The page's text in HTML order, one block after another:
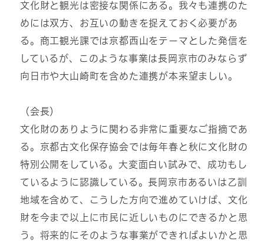
文化財と観光は密接な関係にある。我々も連携のた
めには双方、お互いの動きを捉えておく必要があ
る。商工観光課では京都西山をテーマとした発信を
しているが、このような事業は長岡京市のみならず
向日市や大山崎町を含めた連携が本来望ましい。
（会長）
文化財のありように関わる非常に重要なご指摘であ
る。京都古文化保存協会では毎年春と秋に文化財の
特別公開をしている。大変面白い試みで、成功もし
ているように認識している。長岡京市あるいは乙訓
地域を含めて、こうした方向で進めていけば、文化
財を今まで以上に市民に近しいものにできるかと思
う。将来的にそのような事業ができればよいかと思